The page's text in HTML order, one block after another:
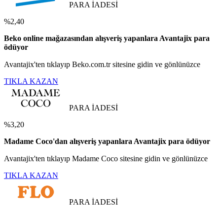
PARA İADESİ
%2,40
Beko online mağazasından alışveriş yapanlara Avantajix para
ödüyor
Avantajix'ten tıklayıp Beko.com.tr sitesine gidin ve gönlünüzce
TIKLA KAZAN
PARA İADESİ
%3,20
Madame Coco'dan alışveriş yapanlara Avantajix para ödüyor
Avantajix'ten tıklayıp Madame Coco sitesine gidin ve gönlünüzce
TIKLA KAZAN
PARA İADESİ